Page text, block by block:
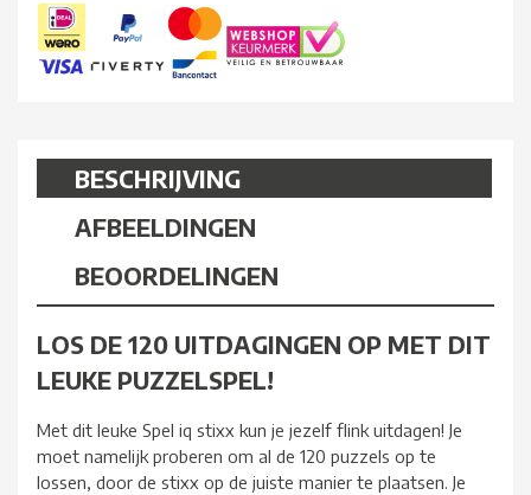
BESCHRIJVING
AFBEELDINGEN
BEOORDELINGEN
LOS DE 120 UITDAGINGEN OP MET DIT
LEUKE PUZZELSPEL!
Met dit leuke Spel iq stixx kun je jezelf flink uitdagen! Je
moet namelijk proberen om al de 120 puzzels op te
lossen, door de stixx op de juiste manier te plaatsen. Je